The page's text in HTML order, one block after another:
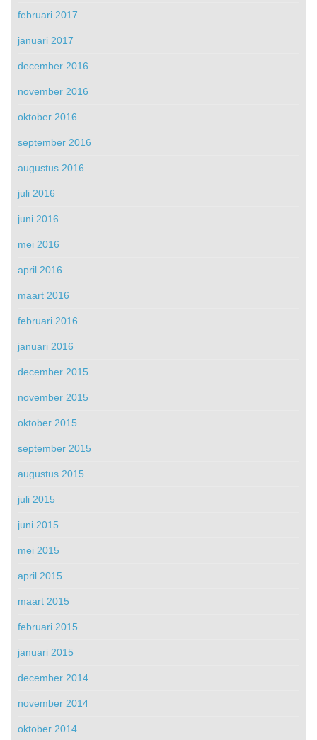
februari 2017
januari 2017
december 2016
november 2016
oktober 2016
september 2016
augustus 2016
juli 2016
juni 2016
mei 2016
april 2016
maart 2016
februari 2016
januari 2016
december 2015
november 2015
oktober 2015
september 2015
augustus 2015
juli 2015
juni 2015
mei 2015
april 2015
maart 2015
februari 2015
januari 2015
december 2014
november 2014
oktober 2014